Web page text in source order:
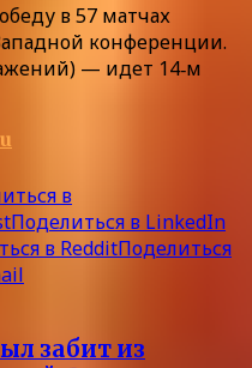
в 57 матчах
конференции.
— идет 14‑м
в
Поделиться в LinkedIn
в RedditПоделиться
забит из